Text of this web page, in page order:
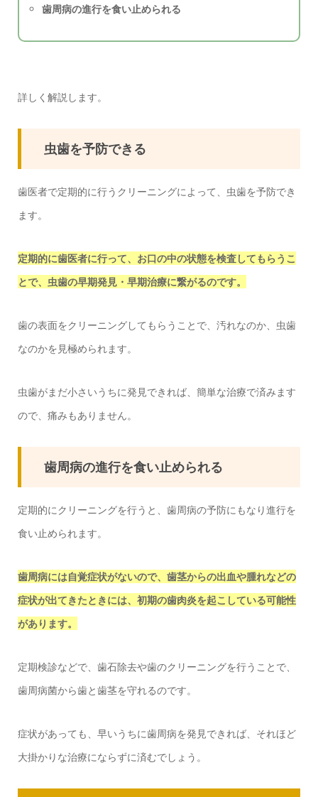
歯周病の進行を食い止められる
詳しく解説します。
虫歯を予防できる
歯医者で定期的に行うクリーニングによって、虫歯を予防でき
ます。
定期的に歯医者に行って、お口の中の状態を検査してもらうこ
とで、虫歯の早期発見・早期治療に繋がるのです。
歯の表面をクリーニングしてもらうことで、汚れなのか、虫歯
なのかを見極められます。
虫歯がまだ小さいうちに発見できれば、簡単な治療で済みます
ので、痛みもありません。
歯周病の進行を食い止められる
定期的にクリーニングを行うと、歯周病の予防にもなり進行を
食い止められます。
歯周病には自覚症状がないので、歯茎からの出血や腫れなどの
症状が出てきたときには、初期の歯肉炎を起こしている可能性
があります。
定期検診などで、歯石除去や歯のクリーニングを行うことで、
歯周病菌から歯と歯茎を守れるのです。
症状があっても、早いうちに歯周病を発見できれば、それほど
大掛かりな治療にならずに済むでしょう。